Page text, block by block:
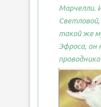
Марчелли.
такой же
Эфроса, он